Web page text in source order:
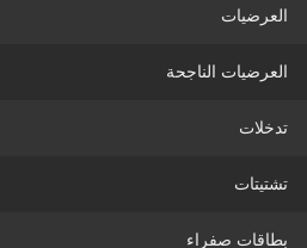
العرضيات
العرضيات الناجحة
تدخلات
تشتيتات
بطاقات صفراء